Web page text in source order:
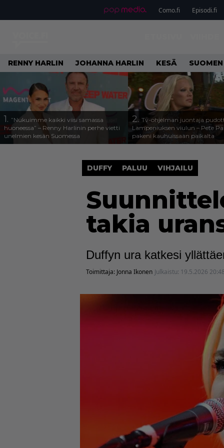
Como.fi Episodi.fi
RENNY HARLIN JOHANNA HARLIN KESÄ
1. ”Nukuimme kaikki viisi samassa
huoneessa” – Renny Harlinin perhe vietti
unelmien kesän Suomessa
2. Tv-ohjelman juontaja
Lampeniuksen viulun – Pete
pakeni kauhuissaan paikalta
DUFFY PALUU VIHJAILU
takia
Duffyn ura katkesi
Toimittaja: Jonna Ikonen Julkaistu: 19.5.2026